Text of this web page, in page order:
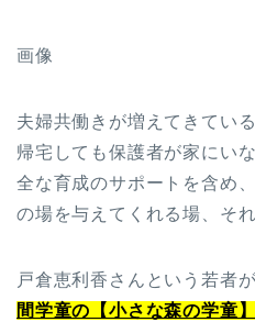
画像
夫婦共働きが増えてきてい
帰宅しても保護者が家にい
全な育成のサポートを含め
の場を与えてくれる場、そ
戸倉恵利香さんという若者
間学童の【小さな森の学童】